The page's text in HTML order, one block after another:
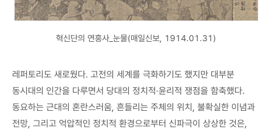
혁신단의 연흥사_눈물(매일신보, 1914.01.31)
레퍼토리도 새로웠다. 고전의 세계를 극화하기도 했지만 대부분
동시대의 인간을 다루면서 당대의 정치적·윤리적 쟁점을 함축했다.
동요하는 근대의 혼란스러움, 흔들리는 주체의 위치, 불확실한 이념과
전망, 그리고 억압적인 정치적 환경으로부터 신파극이 상상한 것은,